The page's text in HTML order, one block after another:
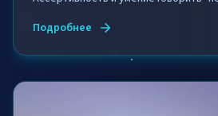
Подробнее